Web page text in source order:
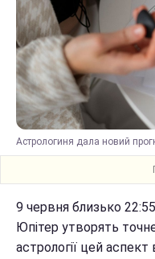
Астрологиня дала новий
9 червня близько
Юпітер утворять
астрології цей